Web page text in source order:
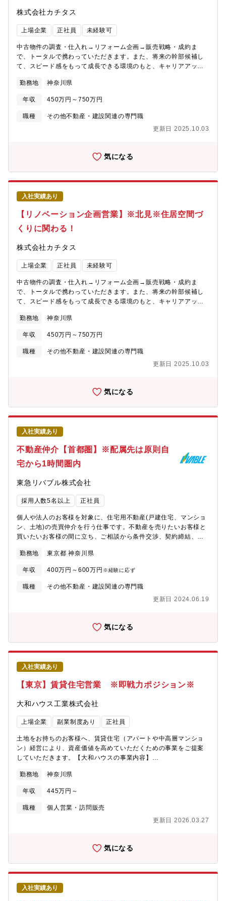
株式会社カチタス
上場企業 正社員 未経験可
中古物件の調査・仕入れ→リフォーム企画→販売戦略・成約ま
で、トータルで携わっていただきます。また、将来の幹部候補し
て、スピード感をもって成長できる環境のもと、キャリアアップ
に赴き、「どのような方に住んでいただきたいか」お客様像をイ
メージしながら中古物件の仕入れを行います。(2)リフォーム企
画：お客様が住まいに求めることはなにかを考えながら、リフォ
ームのプランを立てていきます。(3)販売：自ら企画したリフォー
力】★自身のアイディアを形にし、それを自らお客様に提案して
を直接感じることができるやりがいのある業務です。★経営層に
はリクルート出身者が多く、変化と成長のスピード感がある中で
スキルアップを図りたい方にはお勧めの環境です。★宅建士手当
毎月3万円支給★マイカー通勤で営業でも使用するため、ガソリン
代、ETCカード、エコカー手当など多数福利厚生あり★結果次第
で最短で2年で店長になった方もいらっしゃいます。※充実した研
修制度があるため未経験の方でも安心してご入社いただけます！
具体的には、店舗の先輩のOJT→一連の流れを知った後の座学研
修を受講、専門的なマニュアル等、研修が充実。未経験でも知識
勤務地 神奈川県
年収 450万円～750万円
職種
その他不動産・建設関連の専門職
更新日 2025.10.03
気になる
入社実績あり
【リノベーション企画営業】※北見※住居空間づ
くりに関わる！
株式会社カチタス
上場企業 正社員 未経験可
中古物件の調査・仕入れ→リフォーム企画→販売戦略・成約ま
で、トータルで携わっていただきます。また、将来の幹部候補し
て、スピード感をもって成長できる環境のもと、キャリアアップ
に赴き、「どのような方に住んでいただきたいか」お客様像をイ
メージしながら中古物件の仕入れを行います。(2)リフォーム企
画：お客様が住まいに求めることはなにかを考えながら、リフォ
ームのプランを立てていきます。(3)販売：自ら企画したリフォー
力】★自身のアイディアを形にし、それを自らお客様に提案して
を直接感じることができるやりがいのある業務です。★経営層に
はリクルート出身者が多く、変化と成長のスピード感がある中で
スキルアップを図りたい方にはお勧めの環境です。★宅建士手当
毎月3万円支給★マイカー通勤で営業でも使用するため、ガソリン
代、ETCカード、エコカー手当など多数福利厚生あり★結果次第
で最短で2年で店長になった方もいらっしゃいます。※充実した研
修制度があるため未経験の方でも安心してご入社いただけます！
具体的には、店舗の先輩のOJT→一連の流れを知った後の座学研
修を受講、専門的なマニュアル等、研修が充実。未経験でも知識
勤務地 神奈川県
年収 450万円～750万円
職種
その他不動産・建設関連の専門職
更新日 2025.10.03
気になる
入社実績あり
不動産仲介【首都圏】※配属先は原則自
宅から1時間圏内
東急リバブル株式会社
採用人数5名以上 正社員
個人や法人のお客様を対象に、住宅用不動産(戸建住宅、マンショ
ン、土地)の売買仲介を行う仕事です。不動産を売りたいお客様と
買いたいお客様の間に立ち、ご相談から条件交渉、契約締結、お
お客様に対して）■ご要望のヒアリング ■物件のご提案・ご案
内 ■資金計画の作成■住宅ローン、登記のご案内 ■契約締結 ■
お引渡し（売却を希望するお客様に対して）■売却の背景のヒアリ
ング ■物件の査定 ■売却方法のご提案■契約締結 ■お引渡し
決断を下すタイミングの為、信頼関係の構築が非常に大切になり
は、不動産のプロとして一番のやりがいを感じる瞬間です。不動
産売買という高額な取引だからこそ、〝信頼関係〟を長きにわた
って築くことができます。【求める人物像】・実績に対する正当
な対価・評価（賞与）を得たい・お客様本位の営業スタイルで、
数字・目標達成意欲がある・主体性があり、成長意欲がある人物
（研修で育ててもらえる× 入社が目的・ゴールである×）・素直
である、清潔感がある、コミュニケーション力がある・売買仲介
営業への興味が強い
勤務地 東京都 神奈川県
年収 400万円～600万円 ※経験に応ず
職種
その他不動産・建設関連の専門職
更新日 2024.06.19
気になる
入社実績あり
【東京】賃貸住宅営業 ※即戦力ポジション※
大和ハウス工業株式会社
上場企業 副業制度あり 正社員
土地をお持ちのお客様へ、賃貸住宅（アパートや中高層マンショ
ン）経営により、資産価値を高めていただくための事業をご提案
していただきます。【大和ハウスの事業内容】
ハウスの採用ページ】～大和ハウスについてや働く環境などの記
載があります～
https://www.daiwahouse.co.jp/recruit/index.html?
page=from_header～キャリア採用ページ～
https://www.daiwahouse.co.jp/recruit/freshers/index.html■働く
https://www.daiwahouse.co.jp/recruit/person/index.html
勤務地 神奈川県
年収 445万円～
職種
個人営業・訪問販売
更新日 2026.03.27
気になる
入社実績あり